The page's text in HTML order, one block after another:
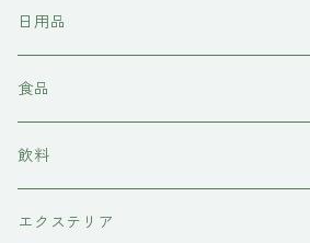
岩上商店
稲見商店
momo farm
前田牧場
日用品
洗剤
雑貨
コースター
ヘアケア
食品
味噌
カレー
飲料
日本酒
エクステリア